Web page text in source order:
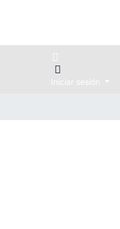
Iniciar sesión